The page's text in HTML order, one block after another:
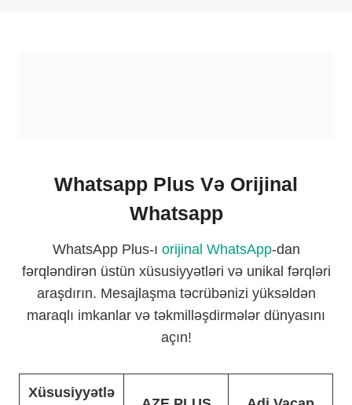
Whatsapp Plus Və Orijinal
Whatsapp
WhatsApp Plus-ı orijinal WhatsApp-dan
fərqləndirən üstün xüsusiyyətləri və unikal fərqləri
araşdırın. Mesajlaşma təcrübənizi yüksəldən
maraqlı imkanlar və təkmilləşdirmələr dünyasını
açın!
Xüsusiyyətlə